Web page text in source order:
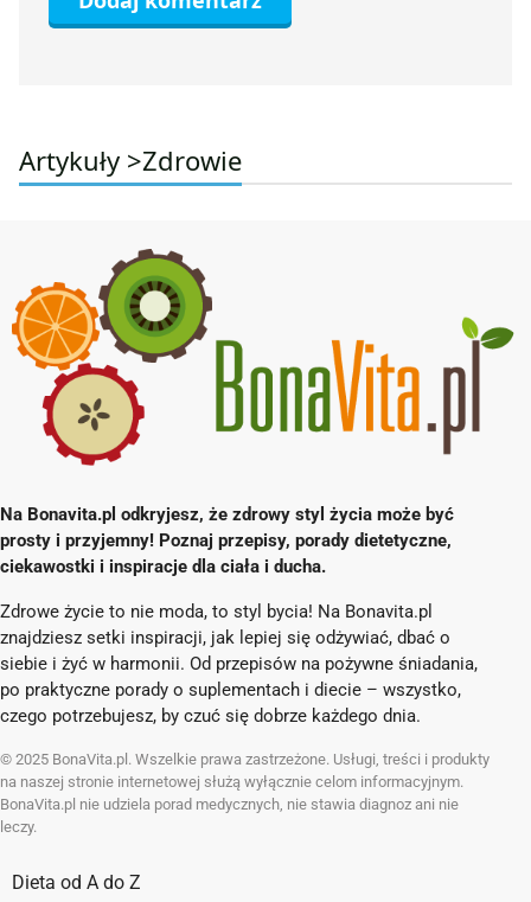
Artykuły >Zdrowie
Na Bonavita.pl odkryjesz, że zdrowy styl życia może być
prosty i przyjemny! Poznaj przepisy, porady dietetyczne,
ciekawostki i inspiracje dla ciała i ducha.
Zdrowe życie to nie moda, to styl bycia! Na Bonavita.pl
znajdziesz setki inspiracji, jak lepiej się odżywiać, dbać o
siebie i żyć w harmonii. Od przepisów na pożywne śniadania,
po praktyczne porady o suplementach i diecie – wszystko,
czego potrzebujesz, by czuć się dobrze każdego dnia.
© 2025 BonaVita.pl. Wszelkie prawa zastrzeżone. Usługi, treści i produkty
na naszej stronie internetowej służą wyłącznie celom informacyjnym.
BonaVita.pl nie udziela porad medycznych, nie stawia diagnoz ani nie
leczy.
Dieta od A do Z